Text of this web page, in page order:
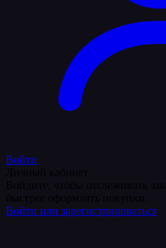
Войти
Войти или зарегистрироваться